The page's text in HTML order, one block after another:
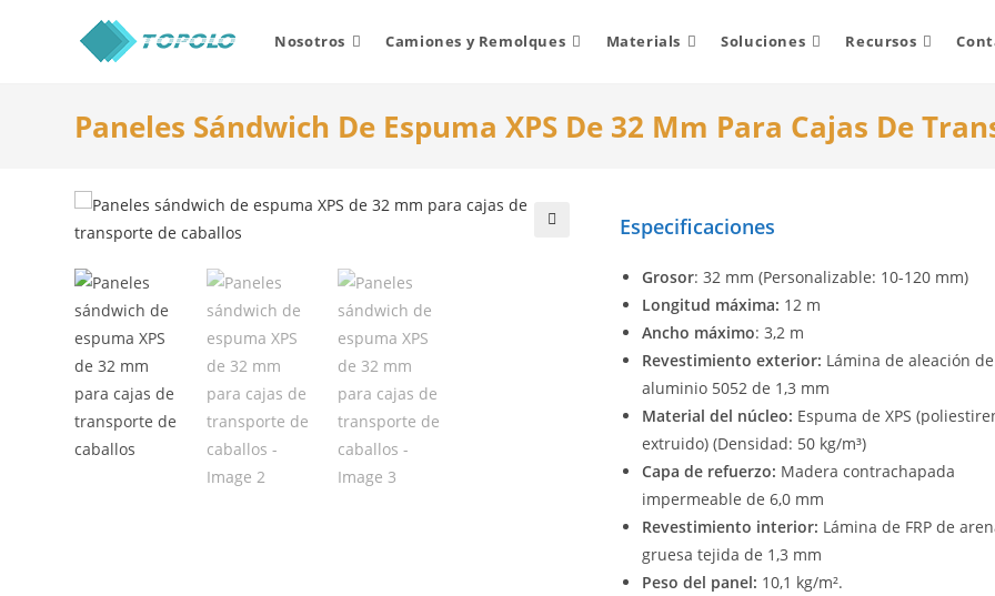
Nosotros Camiones y Remolques Materials Soluciones Recursos
Paneles Sándwich De Espuma XPS De 32 Mm Para Cajas De
Especificaciones
Grosor: 32 mm (Personalizable: 10-120 mm)
Longitud máxima: 12 m
Ancho máximo: 3,2 m
Revestimiento exterior: Lámina de aleación de
aluminio 5052 de 1,3 mm
Material del núcleo: Espuma de XPS
extruido) (Densidad: 50 kg/m³)
Capa de refuerzo: Madera contrachapada
impermeable de 6,0 mm
Revestimiento interior: Lámina de FRP de
gruesa tejida de 1,3 mm
Peso del panel: 10,1 kg/m².